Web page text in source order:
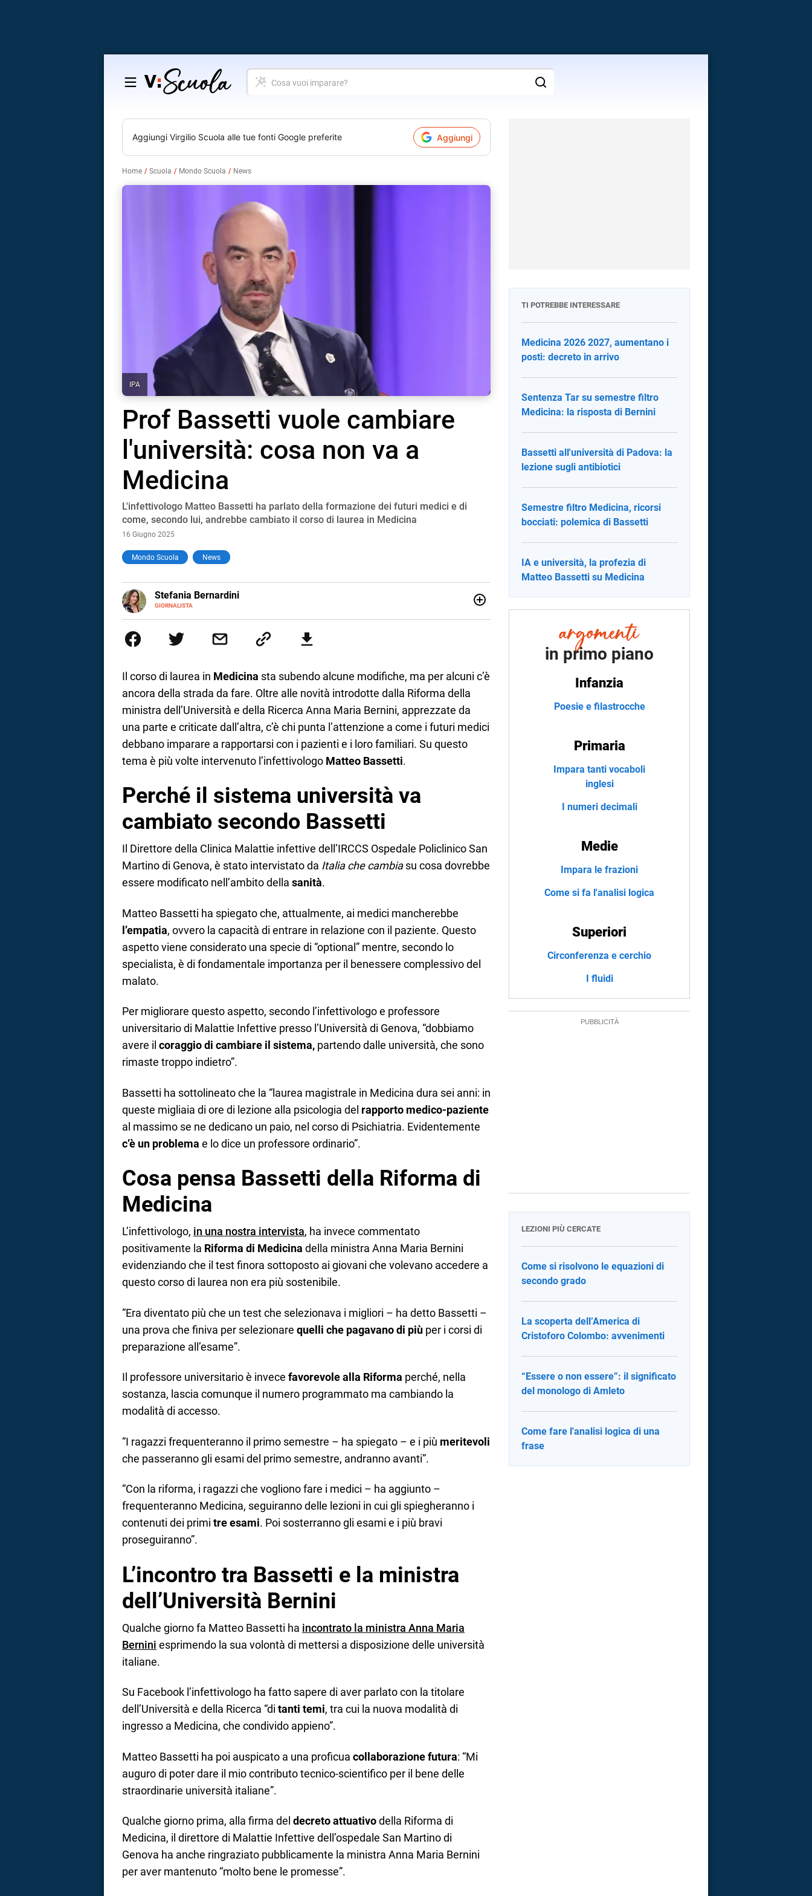
Salta
contenuto
Cosa
vuoi
Aggiungi Virgilio Scuola alle tue fonti Google preferite Aggiungi
Home Scuola Mondo Scuola News
IPA
Prof Bassetti vuole cambiare
l'università: cosa non va a
Medicina
L'infettivologo Matteo Bassetti ha parlato della formazione dei futuri medici e di
come, secondo lui, andrebbe cambiato il corso di laurea in Medicina
16 Giugno 2025
Mondo Scuola News
Stefania Bernardini
GIORNALISTA
E-
MAIL
esperienze nella redazione di testate giornalistiche online e Tv e lavora anche nell’ambito
social
Il corso di laurea in Medicina sta subendo alcune modifiche, ma per alcuni c’è
ancora della strada da fare. Oltre alle novità introdotte dalla Riforma della
ministra dell’Università e della Ricerca Anna Maria Bernini, apprezzate da
una parte e criticate dall’altra, c’è chi punta l’attenzione a come i futuri medici
debbano imparare a rapportarsi con i pazienti e i loro familiari. Su questo
tema è più volte intervenuto l’infettivologo Matteo Bassetti.
Perché il sistema università va
cambiato secondo Bassetti
Il Direttore della Clinica Malattie infettive dell’IRCCS Ospedale Policlinico San
Martino di Genova, è stato intervistato da Italia che cambiasu cosa dovrebbe
essere modificato nell’ambito della sanità.
Matteo Bassetti ha spiegato che, attualmente, ai medici mancherebbe
l’empatia, ovvero la capacità di entrare in relazione con il paziente. Questo
aspetto viene considerato una specie di “optional” mentre, secondo lo
specialista, è di fondamentale importanza per il benessere complessivo del
malato.
Per migliorare questo aspetto, secondo l’infettivologo e professore
universitario di Malattie Infettive presso l’Università di Genova, “dobbiamo
avere il coraggio di cambiare il sistema, partendo dalle università, che sono
rimaste troppo indietro”.
Bassetti ha sottolineato che la “laurea magistrale in Medicina dura sei anni: in
queste migliaia di ore di lezione alla psicologia del rapporto medico-paziente
al massimo se ne dedicano un paio, nel corso di Psichiatria. Evidentemente
c’è un problema e lo dice un professore ordinario”.
Cosa pensa Bassetti della Riforma di
Medicina
L’infettivologo, in una nostra intervista, ha invece commentato
positivamente la Riforma di Medicina della ministra Anna Maria Bernini
evidenziando che il test finora sottoposto ai giovani che volevano accedere a
questo corso di laurea non era più sostenibile.
“Era diventato più che un test che selezionava i migliori – ha detto Bassetti –
una prova che finiva per selezionare quelli che pagavano di più per i corsi di
preparazione all’esame”.
Il professore universitario è invece favorevole alla Riforma perché, nella
sostanza, lascia comunque il numero programmato ma cambiando la
modalità di accesso.
“I ragazzi frequenteranno il primo semestre – ha spiegato – e i più meritevoli
che passeranno gli esami del primo semestre, andranno avanti”.
“Con la riforma, i ragazzi che vogliono fare i medici – ha aggiunto –
frequenteranno Medicina, seguiranno delle lezioni in cui gli spiegheranno i
contenuti dei primi tre esami. Poi sosterranno gli esami e i più bravi
proseguiranno”.
L’incontro tra Bassetti e la ministra
dell’Università Bernini
Qualche giorno fa Matteo Bassetti ha incontrato la ministra Anna Maria
Bernini esprimendo la sua volontà di mettersi a disposizione delle università
italiane.
Su Facebook l’infettivologo ha fatto sapere di aver parlato con la titolare
dell’Università e della Ricerca “di tanti temi, tra cui la nuova modalità di
ingresso a Medicina, che condivido appieno”.
Matteo Bassetti ha poi auspicato a una proficua collaborazione futura: “Mi
auguro di poter dare il mio contributo tecnico-scientifico per il bene delle
straordinarie università italiane”.
Qualche giorno prima, alla firma del decreto attuativodella Riforma di
Medicina, il direttore di Malattie Infettive dell’ospedale San Martino di
Genova ha anche ringraziato pubblicamente la ministra Anna Maria Bernini
per aver mantenuto “molto bene le promesse”.
TI POTREBBE INTERESSARE
Medicina 2026 2027, aumentano i
posti: decreto in arrivo
Sentenza Tar su semestre filtro
Medicina: la risposta di Bernini
Bassetti all'università di Padova: la
lezione sugli antibiotici
Semestre filtro Medicina, ricorsi
bocciati: polemica di Bassetti
IA e università, la profezia di
Matteo Bassetti su Medicina
in primo piano
Infanzia
Poesie e filastrocche
Primaria
Impara tanti vocaboli
inglesi
I numeri decimali
Medie
Impara le frazioni
Come si fa l'analisi logica
Superiori
Circonferenza e cerchio
I fluidi
LEZIONI PIÙ CERCATE
Come si risolvono le equazioni di
secondo grado
La scoperta dell’America di
Cristoforo Colombo: avvenimenti
“Essere o non essere”: il significato
del monologo di Amleto
Come fare l'analisi logica di una
frase